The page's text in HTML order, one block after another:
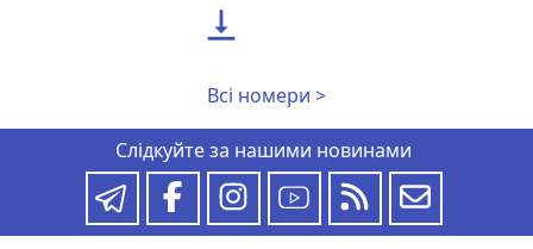

Всі номери >
Слідкуйте за нашими новинами